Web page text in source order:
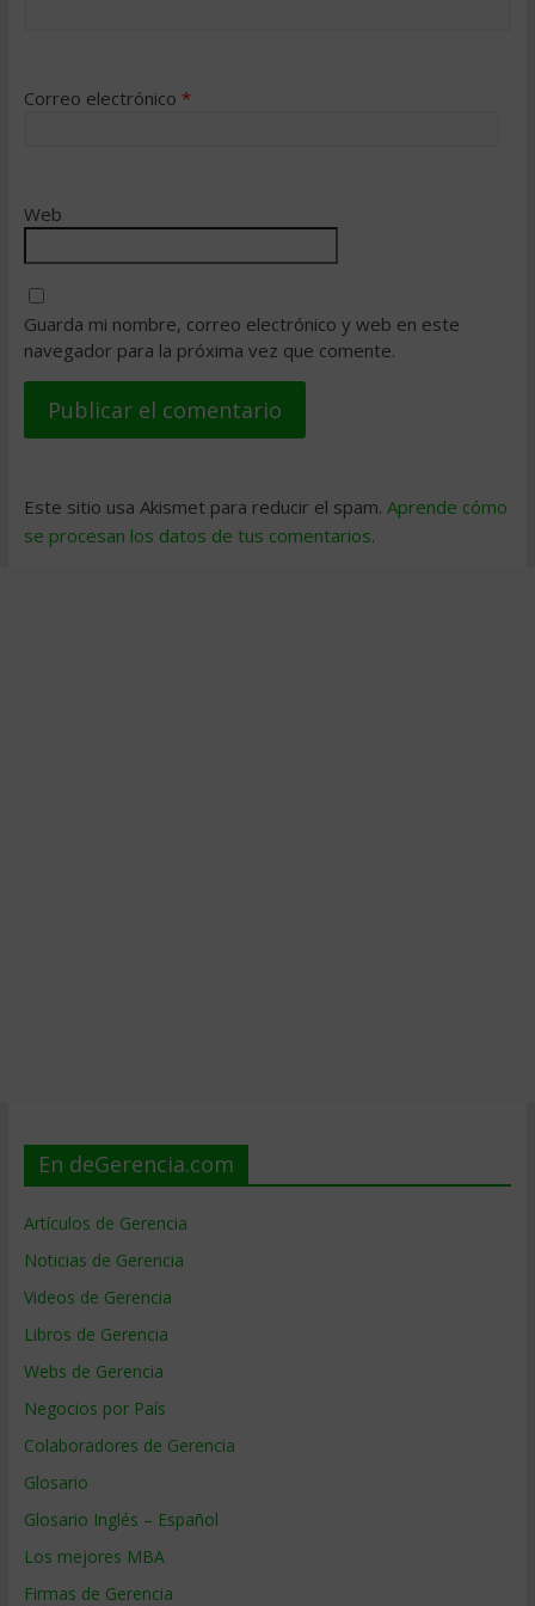
Correo electrónico *
Web
Guarda mi nombre, correo electrónico y web en este
navegador para la próxima vez que comente.
Este sitio usa Akismet para reducir el spam. Aprende cómo
se procesan los datos de tus comentarios.
En deGerencia.com
Artículos de Gerencia
Noticias de Gerencia
Videos de Gerencia
Libros de Gerencia
Webs de Gerencia
Negocios por País
Colaboradores de Gerencia
Glosario
Glosario Inglés – Español
Los mejores MBA
Firmas de Gerencia